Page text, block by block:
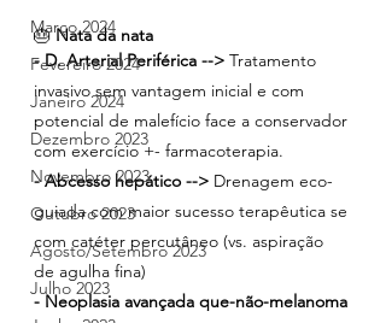
Março 2024
Fevereiro 2024
Janeiro 2024
Dezembro 2023
Novembro 2023
Outubro 2023
Agosto/Setembro 2023
Julho 2023
🎂 Nata da nata
- D. Arterial Periférica --> Tratamento
invasivo sem vantagem inicial e com
potencial de malefício face a conservador
com exercício +- farmacoterapia.
- Abcesso hepático --> Drenagem eco-
guiada com maior sucesso terapêutica se
com catéter percutâneo (vs. aspiração
de agulha fina)
- Neoplasia avançada que-não-melanoma